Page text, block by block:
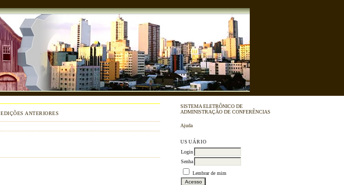
SISTEMA ELETRÔNICO DE
ADMINISTRAÇÃO DE CONFERÊNCIAS
Ajuda
USUÁRIO
Login
Senha
Lembrar de mim
EDIÇÕES ANTERIORES